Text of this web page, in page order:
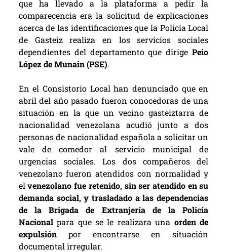
que ha llevado a la plataforma a pedir la
comparecencia era la solicitud de explicaciones
acerca de las identificaciones que la Policía Local
de Gasteiz realiza en los servicios sociales
dependientes del departamento que dirigePeio
López de Munain (PSE).
En el Consistorio Local han denunciado que en
abril del año pasado fueron conocedoras de una
situación en la que un vecino gasteiztarra de
nacionalidad venezolana acudió junto a dos
personas de nacionalidad española a solicitar un
vale de comedor al servicio municipal de
urgencias sociales. Los dos compañeros del
venezolano fueron atendidos con normalidad y
elvenezolano fue retenido, sin ser atendido en su
demanda social, y trasladado a las dependencias
de la Brigada de Extranjería de la Policía
Nacionalpara que se le realizara una orden de
expulsiónpor encontrarse en situación
documental irregular.